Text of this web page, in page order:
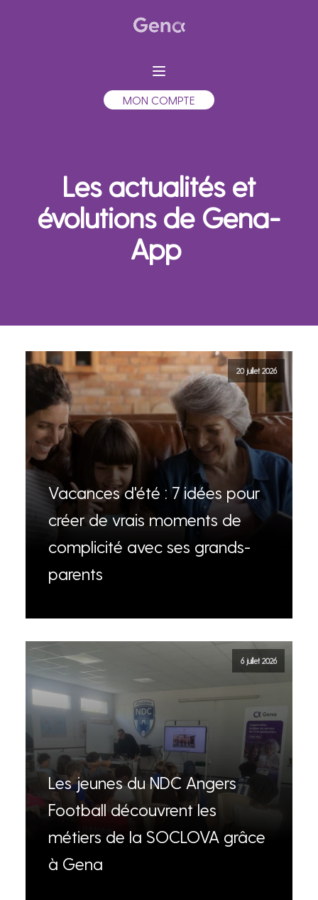
MON COMPTE
Les actualités et
évolutions de Gena-
App
20 juillet 2026
Vacances d'été : 7 idées pour
créer de vrais moments de
complicité avec ses grands-
parents
6 juillet 2026
Les jeunes du NDC Angers
Football découvrent les
métiers de la SOCLOVA grâce
à Gena